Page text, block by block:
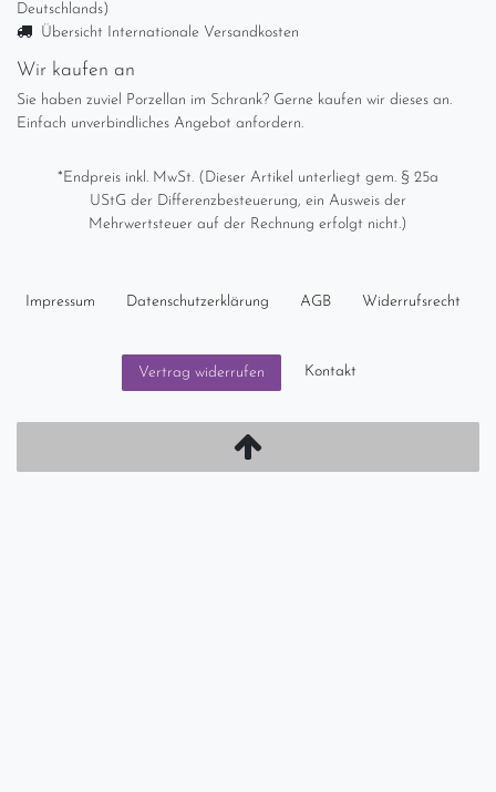
Deutschlands)
Übersicht Internationale Versandkosten
Wir kaufen an
Sie haben zuviel Porzellan im Schrank? Gerne kaufen wir dieses an.
Einfach unverbindliches Angebot anfordern.
*Endpreis inkl. MwSt. (Dieser Artikel unterliegt gem. § 25a
UStG der Differenzbesteuerung, ein Ausweis der
Mehrwertsteuer auf der Rechnung erfolgt nicht.)
Impressum Daten­schutz­erklärung AGB Widerrufs­recht
Vertrag widerrufen Kontakt